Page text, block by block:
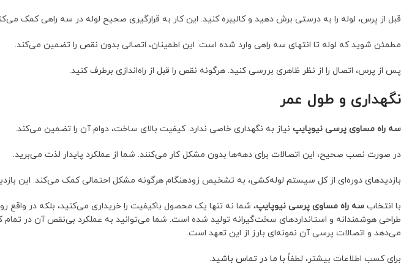
قبل از پرس، لوله را به درستی برش دهید و کالیبره کنید. این کار به قرارگیری صحیح لوله در سه راهی کمک
مطمئن شوید که لوله تا انتهای سه راهی وارد شده است. این اطمینان، اتصالی بدون نقص را تضمین می‌کند.
پس از پرس، اتصال را از نظر ظاهری بررسی کنید. هرگونه نقص را قبل از راه‌اندازی برطرف کنید.
نگهداری و طول عمر
سه راه مساوی پرسی نیوپایپ نیاز به نگهداری خاصی ندارد. کیفیت بالای ساخت، دوام آن را تضمین می‌کند.
در صورت نصب صحیح، این اتصالات برای دهه‌ها بدون مشکل کار می‌کنند. شما از عملکرد پایدار لذت می‌برید.
بازدیدهای دوره‌ای از کل سیستم لوله‌کشی، به تشخیص زودهنگام هرگونه مشکل احتمالی کمک می‌کند. این
با انتخاب سه راه مساوی پرسی نیوپایپ، شما نه تنها یک محصول باکیفیت را خریداری می‌کنید، بلکه در
طراحی هوشمندانه و استانداردهای سخت‌گیرانه تولید شده است. شما می‌توانید به عملکرد بی‌نقص آن در تمام
می‌دهد و اتصالات پرسی آن نمونه‌ای بارز از این تعهد است.
برای کسب اطلاعات بیشتر، لطفاً با ما در تماس باشید.